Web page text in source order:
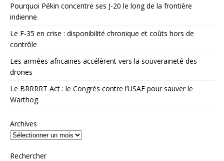
Pourquoi Pékin concentre ses J-20 le long de la frontière
indienne
Le F-35 en crise : disponibilité chronique et coûts hors de
contrôle
Les armées africaines accélèrent vers la souveraineté des
drones
Le BRRRRT Act : le Congrès contre l’USAF pour sauver le
Warthog
Archives
Rechercher